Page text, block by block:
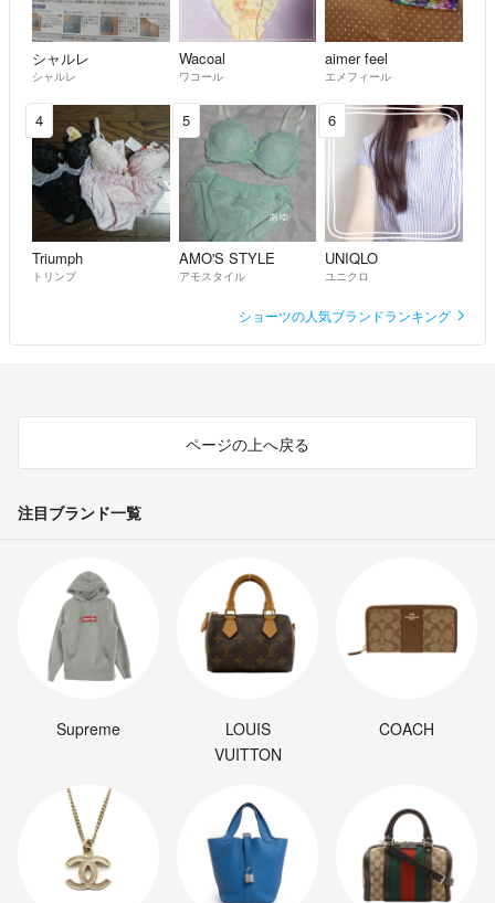
シャルレ
シャルレ
Wacoal
ワコール
aimer feel
エメフィール
4
Triumph
トリンプ
5
AMO'S STYLE
アモスタイル
6
UNIQLO
ユニクロ
ショーツの人気ブランドランキング
ページの上へ戻る
注目ブランド一覧
Supreme
LOUIS
VUITTON
COACH